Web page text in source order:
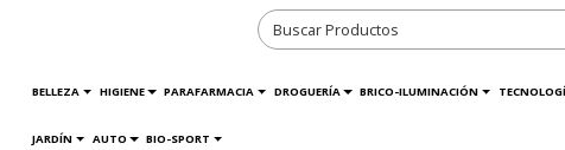
BELLEZA HIGIENE PARAFARMACIA DROGUERÍA BRICO-ILUMINACIÓN
JARDÍN AUTO BIO-SPORT